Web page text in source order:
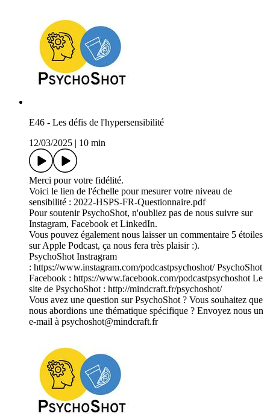
E46 - Les défis de l'hypersensibilité
12/03/2025
10 min
Merci pour votre fidélité.
Voici le lien de l'échelle pour mesurer votre niveau de
sensibilité : 2022-HSPS-FR-Questionnaire.pdf
Pour soutenir PsychoShot, n'oubliez pas de nous suivre sur
Instagram, Facebook et LinkedIn.
Vous pouvez également nous laisser un commentaire 5 étoiles
sur Apple Podcast, ça nous fera très plaisir :).
PsychoShot Instragram
:⁠⁠⁠ https://www.instagram.com/podcastpsychoshot/⁠⁠⁠ PsychoShot
Facebook :⁠⁠⁠ https://www.facebook.com/podcastpsychoshot⁠⁠⁠ Le
site de PsychoShot :⁠⁠⁠ http://mindcraft.fr/psychoshot/⁠⁠⁠
Vous avez une question sur PsychoShot ? Vous souhaitez que
nous abordions une thématique spécifique ? Envoyez nous un
e-mail à psychoshot@mindcraft.fr